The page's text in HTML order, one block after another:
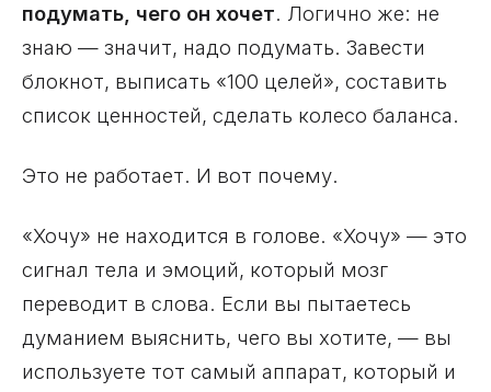
подумать, чего он хочет. Логично же: не
знаю — значит, надо подумать. Завести
блокнот, выписать «100 целей», составить
список ценностей, сделать колесо баланса.
Это не работает. И вот почему.
«Хочу» не находится в голове. «Хочу» — это
сигнал тела и эмоций, который мозг
переводит в слова. Если вы пытаетесь
думанием выяснить, чего вы хотите, — вы
используете тот самый аппарат, который и